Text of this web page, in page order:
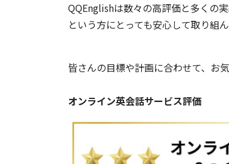
QQEnglishは数々の高評価と多くの
という方にとっても安心して取り組
皆さんの目標や計画に合わせて、お
オンライン英会話サービス評価